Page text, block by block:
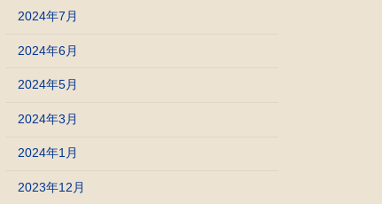
2024年7月
2024年6月
2024年5月
2024年3月
2024年1月
2023年12月